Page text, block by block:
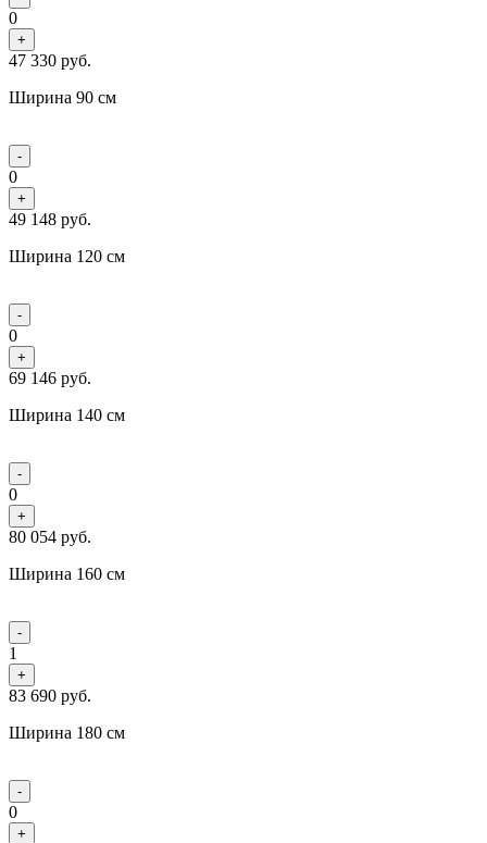
0
+
47 330 руб.
Ширина 90 см
-
0
+
49 148 руб.
Ширина 120 см
-
0
+
69 146 руб.
Ширина 140 см
-
0
+
80 054 руб.
Ширина 160 см
-
1
+
83 690 руб.
Ширина 180 см
-
0
+